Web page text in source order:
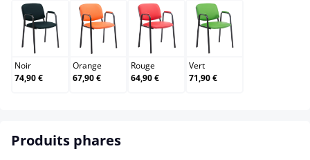
Noir
Noir
74,90 €
Orange
Orange
67,90 €
Rouge
Rouge
64,90 €
Vert
Vert
71,90 €
Produits phares